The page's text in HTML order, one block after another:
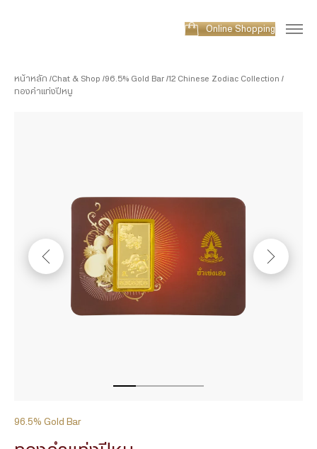
Online Shopping
หน้าหลัก Chat & Shop 96.5% Gold Bar 12 Chinese Zodiac Collection
ทองคำแท่งปีหนู
96.5% Gold Bar